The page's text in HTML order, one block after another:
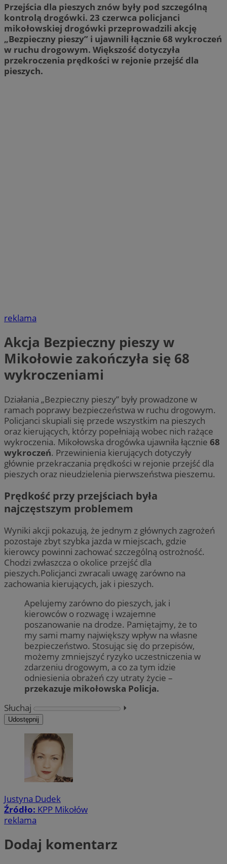
Przejścia dla pieszych znów były pod szczególną
kontrolą drogówki. 23 czerwca policjanci
mikołowskiej drogówki przeprowadzili akcję
„Bezpieczny pieszy” i ujawnili łącznie 68 wykroczeń
w ruchu drogowym. Większość dotyczyła
przekroczenia prędkości w rejonie przejść dla
pieszych.
reklama
Akcja Bezpieczny pieszy w
Mikołowie zakończyła się 68
wykroczeniami
Działania „Bezpieczny pieszy” były prowadzone w
ramach poprawy bezpieczeństwa w ruchu drogowym.
Policjanci skupiali się przede wszystkim na pieszych
oraz kierujących, którzy popełniają wobec nich rażące
wykroczenia. Mikołowska drogówka ujawniła łącznie 68
wykroczeń. Przewinienia kierujących dotyczyły
głównie przekraczania prędkości w rejonie przejść dla
pieszych oraz nieudzielenia pierwszeństwa pieszemu.
Prędkość przy przejściach była
najczęstszym problemem
Wyniki akcji pokazują, że jednym z głównych zagrożeń
pozostaje zbyt szybka jazda w miejscach, gdzie
kierowcy powinni zachować szczególną ostrożność.
Chodzi zwłaszcza o okolice przejść dla
pieszych.Policjanci zwracali uwagę zarówno na
zachowania kierujących, jak i pieszych.
Apelujemy zarówno do pieszych, jak i
kierowców o rozwagę i wzajemne
poszanowanie na drodze. Pamiętajmy, że to
my sami mamy największy wpływ na własne
bezpieczeństwo. Stosując się do przepisów,
możemy zmniejszyć ryzyko uczestniczenia w
zdarzeniu drogowym, a co za tym idzie
odniesienia obrażeń czy utraty życie –
przekazuje mikołowska Policja.
Słuchaj
⏵︎
Udostępnij
Justyna Dudek
Źródło: KPP Mikołów
reklama
Dodaj komentarz